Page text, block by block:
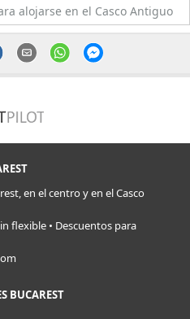
alojarse en el Casco Antiguo
en el centro y en el Casco
flexible • Descuentos para
BUCAREST